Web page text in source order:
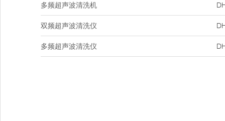
多频超声波清洗机
双频超声波清洗仪
多频超声波清洗仪